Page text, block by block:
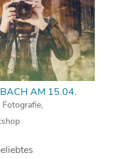
AM 15.04.
Fotografie,